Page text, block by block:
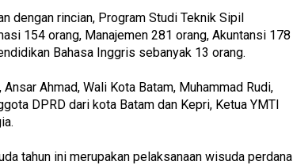
dengan rincian, Program Studi Teknik Sipil
154 orang, Manajemen 281 orang, Akuntansi 178
Bahasa Inggris sebanyak 13 orang.
Ahmad, Wali Kota Batam, Muhammad Rudi,
DPRD dari kota Batam dan Kepri, Ketua YMTI
tahun ini merupakan pelaksanaan wisuda perdana